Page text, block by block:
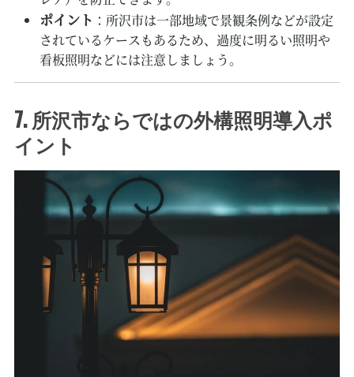
ポイント ：所沢市は一部地域で景観条例などが設定
されているケースもあるため、過度に明るい照明や
看板照明などには注意しましょう。
7. 所沢市ならではの外構照明導入ポ
イント